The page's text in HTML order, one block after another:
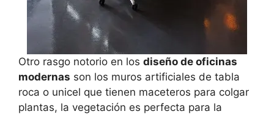
Otro rasgo notorio en los diseño de oficinas
modernas son los muros artificiales de tabla
roca o unicel que tienen maceteros para colgar
plantas, la vegetación es perfecta para la